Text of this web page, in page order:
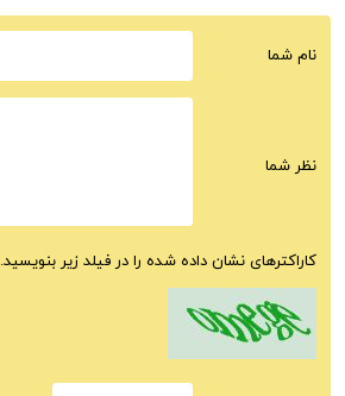
نام شما
نظر شما
کاراکترهای نشان داده شده را در فیلد زیر بنویسید.